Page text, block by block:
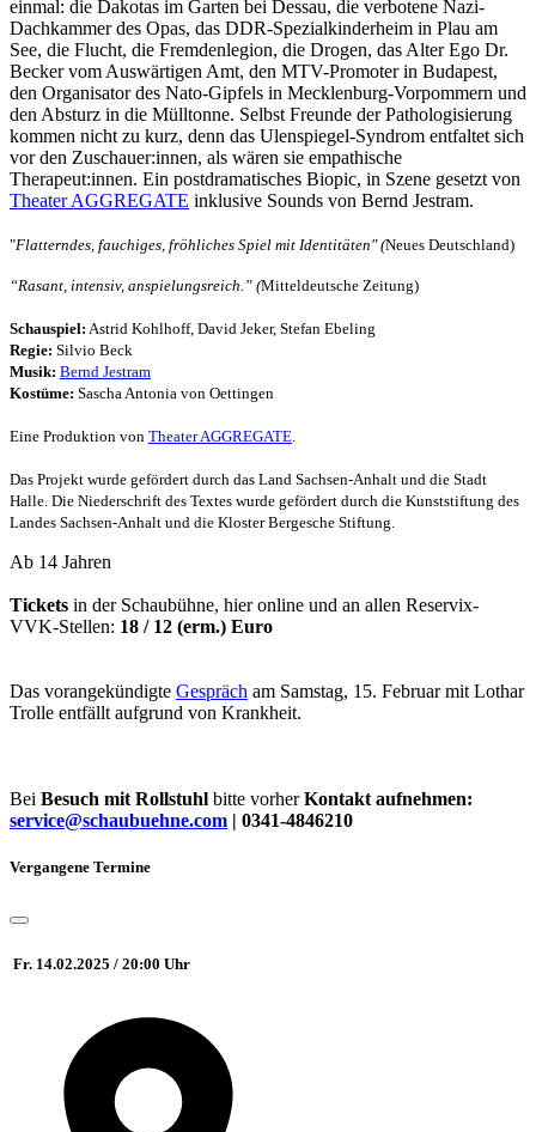
einmal: die Dakotas im Garten bei Dessau, die verbotene Nazi-
Dachkammer des Opas, das DDR-Spezialkinderheim in Plau am
See, die Flucht, die Fremdenlegion, die Drogen, das Alter Ego Dr.
Becker vom Auswärtigen Amt, den MTV-Promoter in Budapest,
den Organisator des Nato-Gipfels in Mecklenburg-Vorpommern und
den Absturz in die Mülltonne. Selbst Freunde der Pathologisierung
kommen nicht zu kurz, denn das Ulenspiegel-Syndrom entfaltet sich
vor den Zuschauer:innen, als wären sie empathische
Therapeut:innen. Ein postdramatisches Biopic, in Szene gesetzt von
Theater AGGREGATE inklusive Sounds von Bernd Jestram.
"Flatterndes, fauchiges, fröhliches Spiel mit Identitäten" (Neues Deutschland)
“Rasant, intensiv, anspielungsreich.” (Mitteldeutsche Zeitung)
Schauspiel: Astrid Kohlhoff, David Jeker, Stefan Ebeling
Regie: Silvio Beck
Musik: Bernd Jestram
Kostüme: Sascha Antonia von Oettingen
Eine Produktion von Theater AGGREGATE
Das Projekt wurde gefördert durch das Land Sachsen-Anhalt und die Stadt
Halle. Die Niederschrift des Textes wurde gefördert durch die Kunststiftung des
Landes Sachsen-Anhalt und die Kloster Bergesche Stiftung.
Ab 14 Jahren
Tickets in der Schaubühne, hier online und an allen Reservix-
VVK-Stellen: 18 / 12 (erm.) Euro
Das vorangekündigte Gespräch am Samstag, 15. Februar mit Lothar
Trolle entfällt aufgrund von Krankheit.
Bei Besuch mit Rollstuhl bitte vorherKontakt aufnehmen:
service@schaubuehne.com | 0341-4846210
Vergangene Termine
Fr. 14.02.2025 / 20:00 Uhr